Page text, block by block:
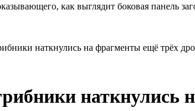
как выглядит боковая панель
наткнулись на фрагменты ещё трёх
наткнулись